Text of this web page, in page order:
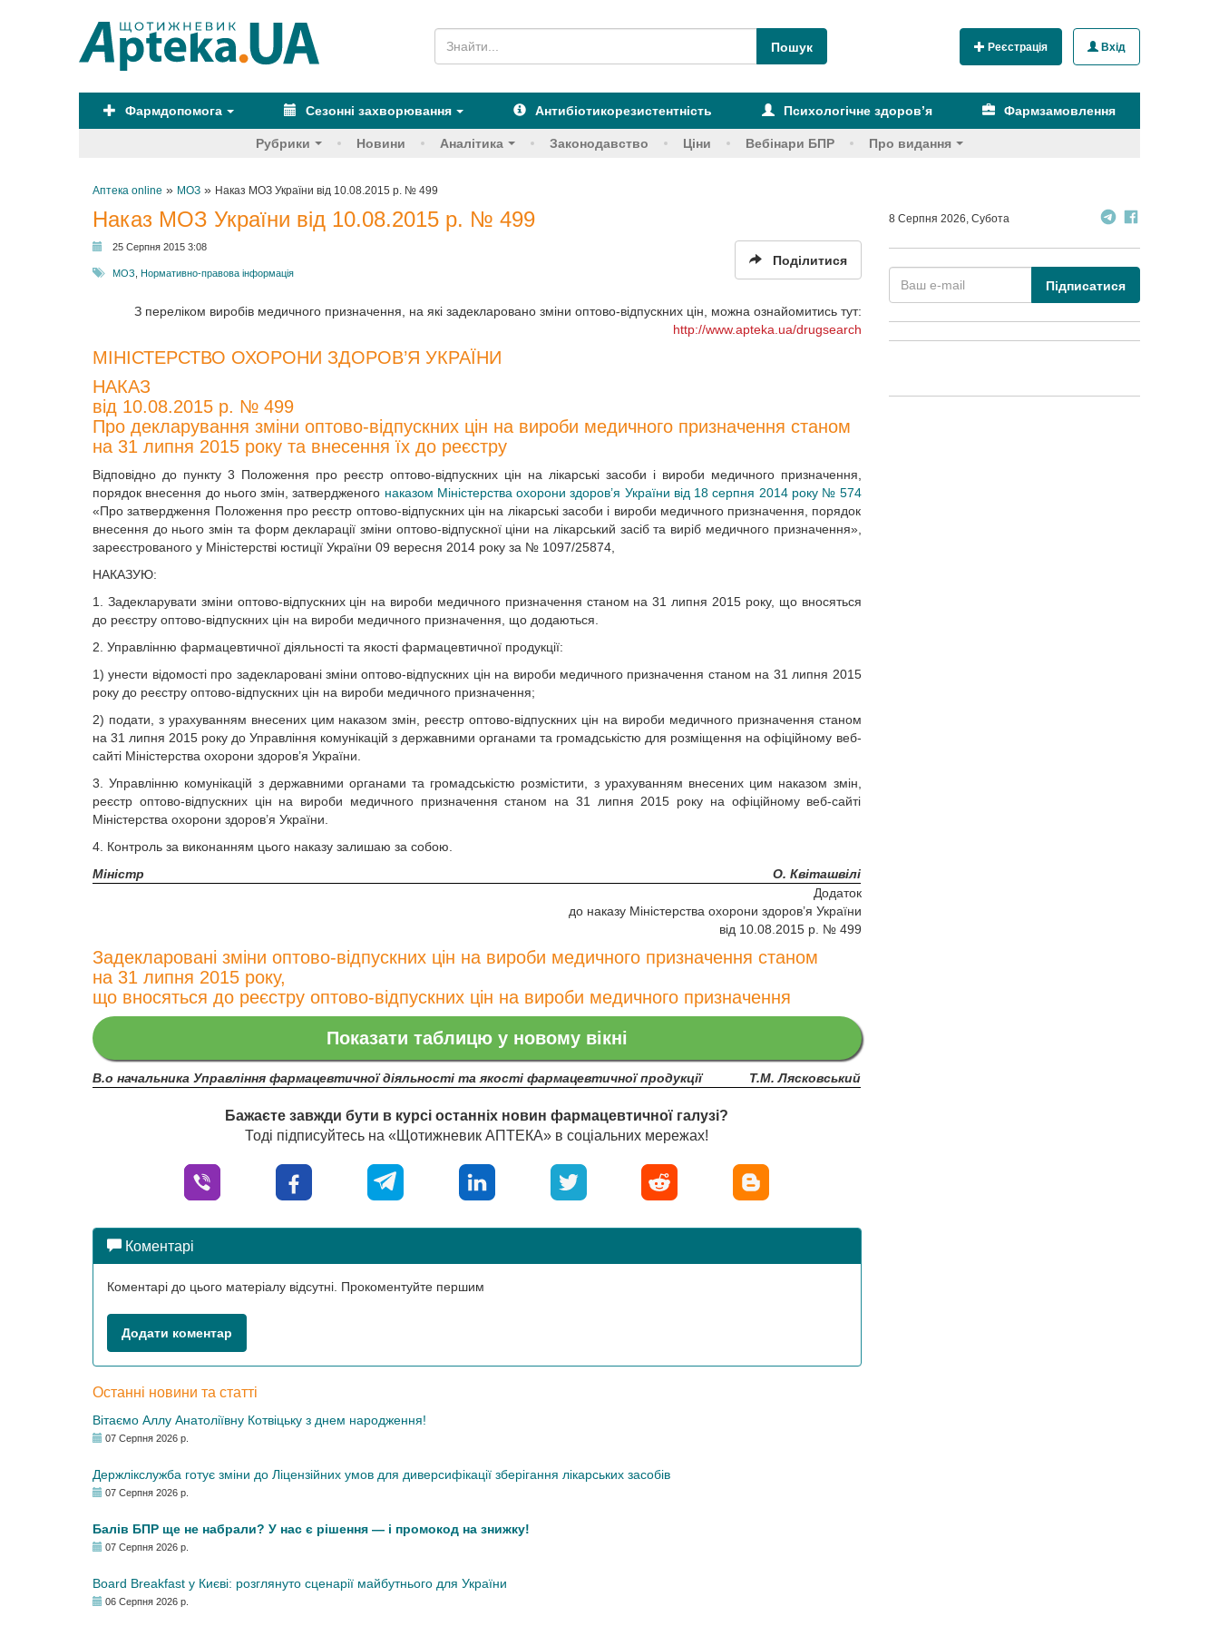
Реєстрація Вхід
Фармдопомога Сезонні захворювання Антибіотикорезистентність Психологічне здоров’я Фармзамовлення
Рубрики Новини Аналітика Законодавство Ціни Вебінари БПР Про видання
Аптека online » МОЗ » Наказ МОЗ України від 10.08.2015 р. № 499
Наказ МОЗ України від 10.08.2015 р. № 499
25 Серпня 2015 3:08
МОЗ Нормативно-правова інформація
Поділитися
З переліком виробів медичного призначення, на які задекларовано зміни оптово-відпускних цін, можна ознайомитись тут:
http://www.apteka.ua/drugsearch
МІНІСТЕРСТВО ОХОРОНИ ЗДОРОВ’Я УКРАЇНИ
НАКАЗ
від 10.08.2015 р. № 499
Про декларування зміни оптово-відпускних цін на вироби медичного призначення станом
на 31 липня 2015 року та внесення їх до реєстру
Відповідно до пункту 3 Положення про реєстр оптово-відпускних цін на лікарські засоби і вироби медичного призначення,
порядок внесення до нього змін, затвердженого наказом Міністерства охорони здоров’я України від 18 серпня 2014 року № 574
«Про затвердження Положення про реєстр оптово-відпускних цін на лікарські засоби і вироби медичного призначення, порядок
внесення до нього змін та форм декларації зміни оптово-відпускної ціни на лікарський засіб та виріб медичного призначення»,
зареєстрованого у Міністерстві юстиції України 09 вересня 2014 року за № 1097/25874,
НАКАЗУЮ:
1. Задекларувати зміни оптово-відпускних цін на вироби медичного призначення станом на 31 липня 2015 року, що вносяться
до реєстру оптово-відпускних цін на вироби медичного призначення, що додаються.
2. Управлінню фармацевтичної діяльності та якості фармацевтичної продукції:
1) унести відомості про задекларовані зміни оптово-відпускних цін на вироби медичного призначення станом на 31 липня 2015
року до реєстру оптово-відпускних цін на вироби медичного призначення;
2) подати, з урахуванням внесених цим наказом змін, реєстр оптово-відпускних цін на вироби медичного призначення станом
на 31 липня 2015 року до Управління комунікацій з державними органами та громадськістю для розміщення на офіційному веб-
сайті Міністерства охорони здоров’я України.
3. Управлінню комунікацій з державними органами та громадськістю розмістити, з урахуванням внесених цим наказом змін,
реєстр оптово-відпускних цін на вироби медичного призначення станом на 31 липня 2015 року на офіційному веб-сайті
Міністерства охорони здоров’я України.
4. Контроль за виконанням цього наказу залишаю за собою.
Міністр
О. Квіташвілі
Додаток
до наказу Міністерства охорони здоров’я України
від 10.08.2015 р. № 499
Задекларовані зміни оптово-відпускних цін на вироби медичного призначення станом
на 31 липня 2015 року,
що вносяться до реєстру оптово-відпускних цін на вироби медичного призначення
Показати таблицю у новому вікні
В.о начальника Управління фармацевтичної діяльності та якості фармацевтичної продукції Т.М. Лясковський
Бажаєте завжди бути в курсі останніх новин фармацевтичної галузі?
Тоді підписуйтесь на «Щотижневик АПТЕКА» в соціальних мережах!
Коментарі
Коментарі до цього матеріалу відсутні. Прокоментуйте першим
Додати коментар
Останні новини та статті
Вітаємо Аллу Анатоліївну Котвіцьку з днем народження!
07 Серпня 2026 р.
Держлікслужба готує зміни до Ліцензійних умов для диверсифікації зберігання лікарських засобів
07 Серпня 2026 р.
Балів БПР ще не набрали? У нас є рішення — і промокод на знижку!
07 Серпня 2026 р.
Board Breakfast у Києві: розглянуто сценарії майбутнього для України
06 Серпня 2026 р.
8 Серпня 2026, Субота
Підписатися